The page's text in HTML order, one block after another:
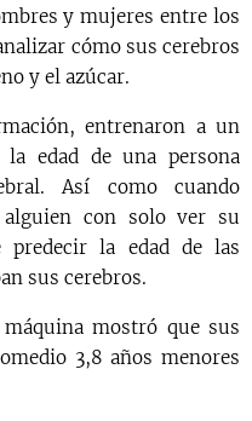
y mujeres entre los
cómo sus cerebros
y el azúcar.
entrenaron a un
edad de una persona
Así como cuando
con solo ver su
la edad de las
sus cerebros.
mostró que sus
3,8 años menores